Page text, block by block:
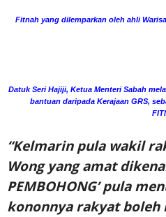
Fitnah yang dilemparkan oleh ahli
Datuk Seri Hajiji, Ketua Menteri Sabah
bantuan daripada Kerajaan GRS,
“Kelmarin pula wakil
Wong yang amat
PEMBOHONG’ pula
kononnya rakyat boleh